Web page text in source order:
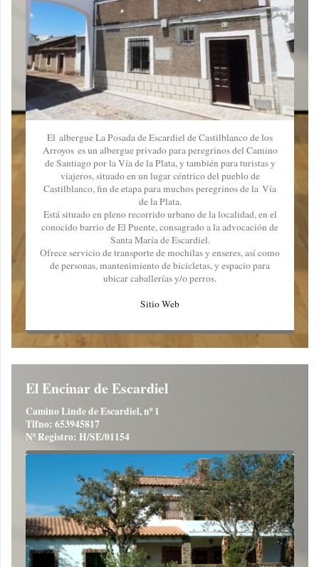
El albergue La Posada de Escardiel de Castilblanco de los
Arroyos es un albergue privado para peregrinos del Camino
de Santiago por la Vía de la Plata, y también para turistas y
viajeros, situado en un lugar céntrico del pueblo de
Castilblanco, fin de etapa para muchos peregrinos de la Vía
de la Plata.
Está situado en pleno recorrido urbano de la localidad, en el
conocido barrio de El Puente, consagrado a la advocación de
Santa María de Escardiel.
Ofrece servicio de transporte de mochilas y enseres, así como
de personas, mantenimiento de bicicletas, y espacio para
ubicar caballerías y/o perros.
Sitio Web
El Encinar de Escardiel
Camino Linde de Escardiel, nº 1
Tlfno: 653945817
Nº Registro: H/SE/01154